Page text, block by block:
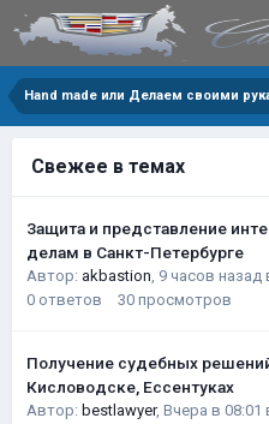
Hand made или Делаем своими
Свежее в темах
Защита и представление
делам в Санкт-Петербурге
Автор: akbastion, 9 часов назад
0 ответов 30 просмотров
Получение судебных
Кисловодске, Ессентуках
Автор: bestlawyer, Вчера в 08:01